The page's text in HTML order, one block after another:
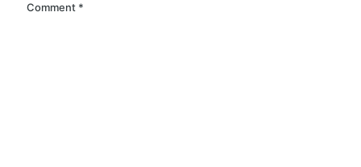
Comment *